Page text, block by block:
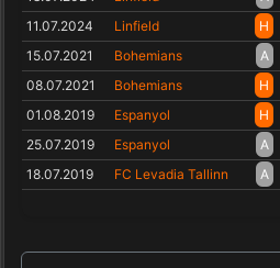
11.07.2024 Linfield H
15.07.2021 Bohemians A
08.07.2021 Bohemians H
01.08.2019 Espanyol H
25.07.2019 Espanyol A
18.07.2019 FC Levadia Tallinn A